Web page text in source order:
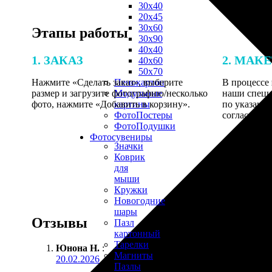
30х40
20х45
30х60
30х90
40х40
40х60
50х70
Пенокартон
Модульные
картины
ФотоПостеры
ФотоПодушки
Фотоcувениры
Значки
Коврик
для
мыши
Кружки
Новогодние
шары
Пазл
картонный
Тарелки
Магниты
Пазлы
Этапы работы
1. ЗАКАЗ
Нажмите «Сделать заказ», выберите
размер и загрузите фотографию/несколько
фото, нажмите «Добавить в корзину».
2.
В процессе
наши
по
Отзывы
Юнона Н. :
20.02.2026